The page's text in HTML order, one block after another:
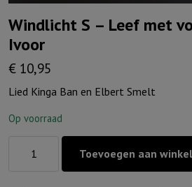
Windlicht S – Leef met
Ivoor
€ 10,95
Lied Kinga Ban en Elbert Smelt
Op voorraad
Toevoegen aan